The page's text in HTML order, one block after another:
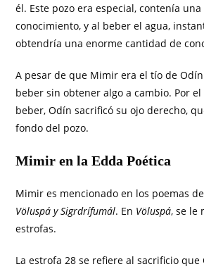
él. Este pozo era especial, contenía
conocimiento, y al beber el agua,
obtendría una enorme cantidad de
A pesar de que Mimir era el tío de
beber sin obtener algo a cambio. Por
beber, Odín sacrificó su ojo derecho,
fondo del pozo.
Mimir en la Edda Poética
Mimir es mencionado en los poemas
Völuspá y Sigrdrífumál. En Völuspá, se le
estrofas.
La estrofa 28 se refiere al sacrificio